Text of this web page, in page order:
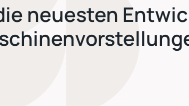
neuesten